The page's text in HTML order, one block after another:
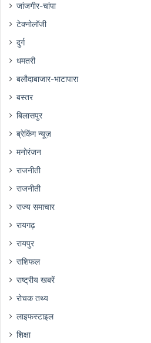
जांजगीर-चांपा
टेक्नोलॉजी
दुर्ग
धमतरी
बलौदाबाजार-भाटापारा
बस्तर
बिलासपुर
ब्रेकिंग न्यूज़
मनोरंजन
राजनीती
राजनीती
राज्य समाचार
रायगढ़
रायपुर
राशिफल
राष्ट्रीय खबरें
रोचक तथ्य
लाइफस्टाइल
शिक्षा